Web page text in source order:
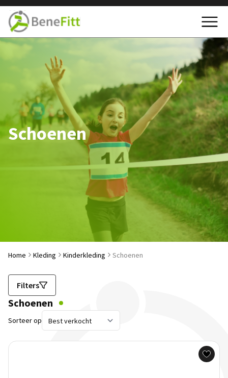
Schoenen
Home Kleding Kinderkleding Schoenen
Filters
Schoenen
Sorteer op